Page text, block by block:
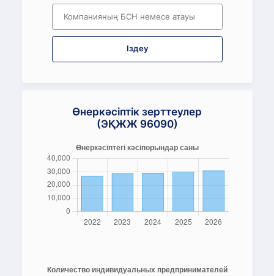
Іздеу
Өнеркәсіптік зерттеулер
(ЭҚЖЖ 96090)